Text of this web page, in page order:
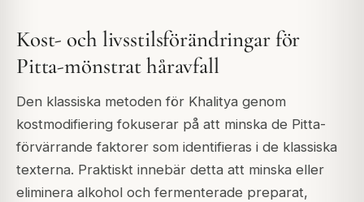
Kost- och livsstilsförändringar för
Pitta-mönstrat håravfall
Den klassiska metoden för Khalitya genom
kostmodifiering fokuserar på att minska de Pitta-
förvärrande faktorer som identifieras i de klassiska
texterna. Praktiskt innebär detta att minska eller
eliminera alkohol och fermenterade preparat,